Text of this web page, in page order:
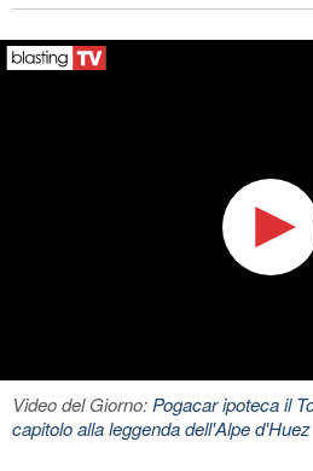
Video del Giorno:Pogacar ipoteca il
capitolo alla leggenda dell'Alpe d'Huez